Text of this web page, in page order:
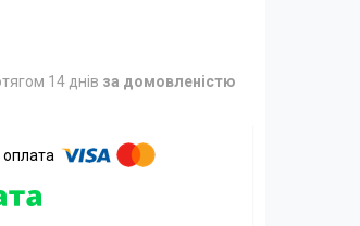
14 днів за домовленістю